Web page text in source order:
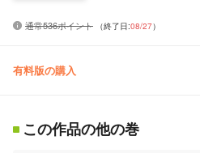
通常536ポイント （終了日:08/27）
有料版の購入
この作品の他の巻